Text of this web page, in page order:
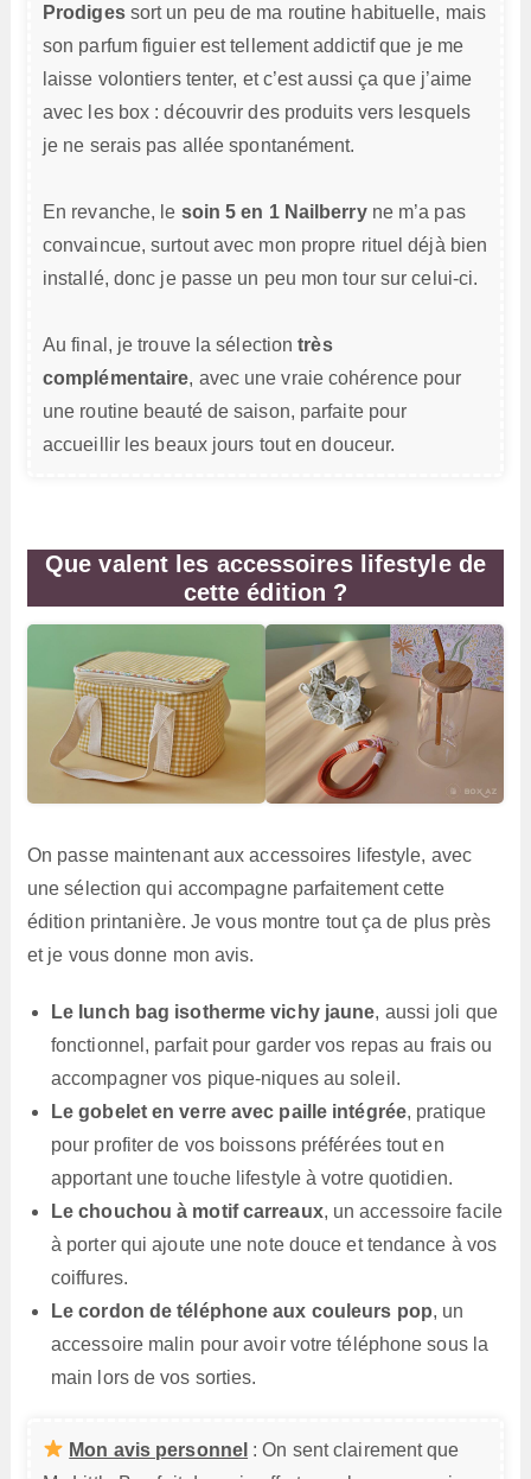
Prodigessort un peu de ma routine habituelle, mais
son parfum figuier est tellement addictif que je me
laisse volontiers tenter, et c’est aussi ça que j’aime
avec les box : découvrir des produits vers lesquels
je ne serais pas allée spontanément.
En revanche, le soin 5 en 1 Nailberryne m’a pas
convaincue, surtout avec mon propre rituel déjà bien
installé, donc je passe un peu mon tour sur celui-ci.
Au final, je trouve la sélectiontrès
complémentaire, avec une vraie cohérence pour
une routine beauté de saison, parfaite pour
accueillir les beaux jours tout en douceur.
Que valent les accessoires lifestyle de
cette édition ?
On passe maintenant aux accessoires lifestyle, avec
une sélection qui accompagne parfaitement cette
édition printanière. Je vous montre tout ça de plus près
et je vous donne mon avis.
Le lunch bag isotherme vichy jaune, aussi joli que
fonctionnel, parfait pour garder vos repas au frais ou
accompagner vos pique-niques au soleil.
Le gobelet en verre avec paille intégrée, pratique
pour profiter de vos boissons préférées tout en
apportant une touche lifestyle à votre quotidien.
Le chouchou à motif carreaux, un accessoire facile
à porter qui ajoute une note douce et tendance à vos
coiffures.
Le cordon de téléphone aux couleurs pop, un
accessoire malin pour avoir votre téléphone sous la
main lors de vos sorties.
Mon avis personnel : On sent clairement que